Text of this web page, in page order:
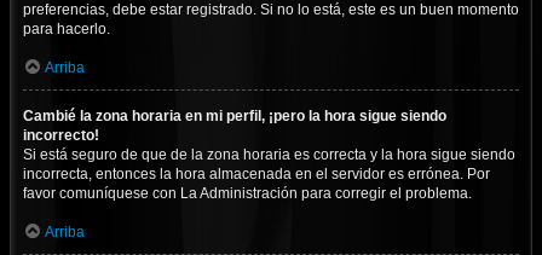
preferencias, debe estar registrado. Si no lo está, este es un buen momento
para hacerlo.
Arriba
Cambié la zona horaria en mi perfil, ¡pero la hora sigue siendo
incorrecto!
Si está seguro de que de la zona horaria es correcta y la hora sigue siendo
incorrecta, entonces la hora almacenada en el servidor es errónea. Por
favor comuníquese con La Administración para corregir el problema.
Arriba